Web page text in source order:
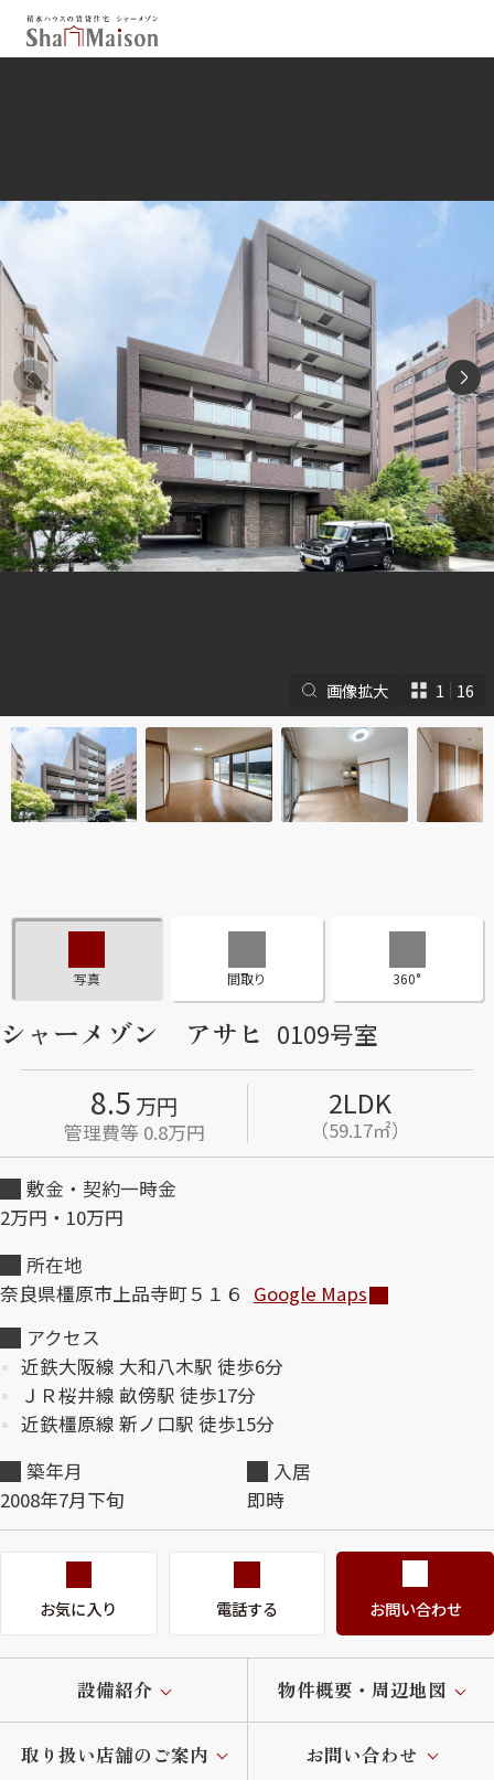
関東
中国・四国
市区郡・路線・駅から探す
通勤・通学時間から探す
地図から探す
人気のカテゴリから探す
シャーメゾンとは
シャーメゾンセレクショ
ン
ShaMaison STYLE
シャーメゾンショップを探す
らくらく内見
自立型サービス付き・シニア向け
お問い合わせ・よくある質問
らくらくパートナー
シャーメゾンライフ GUARD
らくらくプラチナ
画像拡大 1 16
写真 間取り 360°
シャーメゾン アサヒ 0109号室
8.5 万円
管理費等 0.8万円
2LDK
（59.17㎡）
敷金・契約一時金
2万円・10万円
所在地
奈良県橿原市上品寺町５１６ Google Maps
アクセス
近鉄大阪線 大和八木駅 徒歩6分
ＪＲ桜井線 畝傍駅 徒歩17分
近鉄橿原線 新ノ口駅 徒歩15分
築年月
2008年7月下旬
入居
即時
お気に入り 電話する お問い合わせ
設備紹介 物件概要・周辺地図
取り扱い店舗のご案内 お問い合わせ